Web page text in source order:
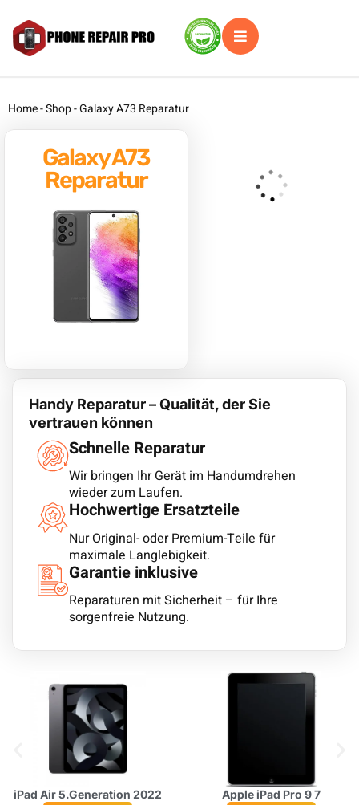
Home-Shop-Galaxy A73 Reparatur
Handy Reparatur – Qualität, der Sie
vertrauen können
Schnelle Reparatur
Wir bringen Ihr Gerät im Handumdrehen
wieder zum Laufen.
Hochwertige Ersatzteile
Nur Original- oder Premium-Teile für
maximale Langlebigkeit.
Garantie inklusive
Reparaturen mit Sicherheit – für Ihre
sorgenfreie Nutzung.
Galaxy A73
Reparatur
iPad Air 5.Generation 2022 Apple iPad Pro 9 7